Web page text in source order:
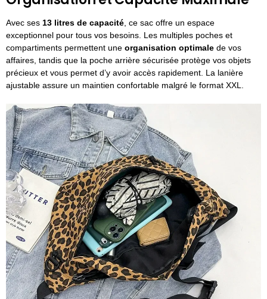
Avec ses 13 litres de capacité, ce sac offre un espace
exceptionnel pour tous vos besoins. Les multiples poches et
compartiments permettent une organisation optimale de vos
affaires, tandis que la poche arrière sécurisée protège vos objets
précieux et vous permet d’y avoir accès rapidement. La lanière
ajustable assure un maintien confortable malgré le format XXL.